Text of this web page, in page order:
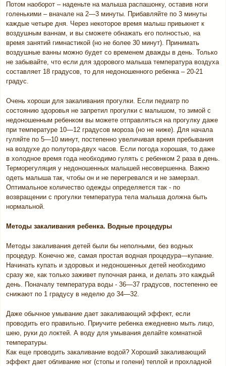
Потом наоборот – наденьте на малыша распашонку, оставив ноги
голенькими – вначале на 2—3 минуты. Прибавляйте по 3 минуты
каждые четыре дня. Через некоторое время малыш привыкнет к
воздушным ваннам, и вы сможете обнажать его полностью, на
время занятий гимнастикой (но не более 30 минут). Принимать
воздушные ванны можно будет со временем дважды в день. Только
не забывайте, что если для здорового малыша температура воздуха
составляет 18 градусов, то для недоношенного ребенка – 20-21
градус.
Очень хороши для закаливания прогулки. Если педиатр по
состоянию здоровья не запретил прогулки с малышом, то зимой с
недоношенным ребенком вы можете отправляться на прогулку даже
при температуре 10—12 градусов мороза (но не ниже). Для начала
гуляйте по 5—10 минут, постепенно увеличивая время пребывания
на воздухе до полутора-двух часов. Если погода хорошая, то даже
в холодное время года необходимо гулять с ребенком 2 раза в день.
Терморегуляция у недоношенных малышей несовершенна. Важно
одеть малыша так, чтобы он и не перегревался и не замерзал.
Оптимальное количество одежды определяется так - по
возвращении с прогулки температура тела малыша должна быть
нормальной.
Методы закаливания ребенка. Водные процедуры
Методы закаливания детей были бы неполными, без водных
процедур. Конечно же, самая простая водная процедура—купание.
Начинать купать и здоровых и недоношенных детей необходимо
сразу же, как только заживет пупочная ранка, и делать это каждый
день. Поначалу температура воды - 36—37 градусов, постепенно ее
снижают по 1 градусу в неделю до 34—32.
Даже обычное умывание дает закаливающий эффект, если
проводить его правильно. Приучите ребенка ежедневно мыть лицо,
шею, руки до локтей. А воду для умывания делайте комнатной
температуры.
Как еще проводить закаливание водой? Хороший закаливающий
эффект дает обливание ног (стопы и голени) теплой и прохладной